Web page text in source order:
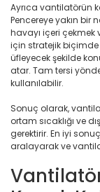
Ayrıca vantilatörün
Pencereye yakın bir
havayı içeri çekmek
için stratejik biçimde
üfleyecek şekilde
atar. Tam tersi
kullanılabilir.
Sonuç olarak,
ortam sıcaklığı ve
gerektirir. En iyi
aralayarak ve